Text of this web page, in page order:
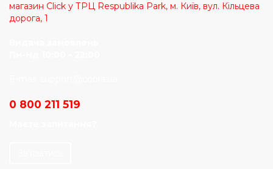
магазин Click у ТРЦ Respublika Park, м. Київ, вул. Кільцева
дорога, 1
0 800 211 519